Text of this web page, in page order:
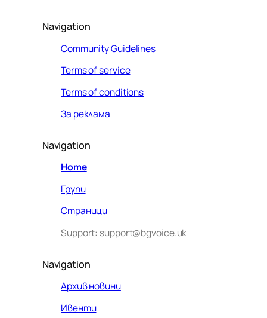
Navigation
Community Guidelines
Terms of service
Terms of conditions
За реклама
Navigation
Home
Групи
Страници
Support: support@bgvoice.uk
Navigation
Архив новини
Ивенти